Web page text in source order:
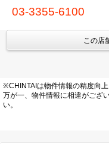
03-3355-6100
この店
※CHINTAIは物件情報の精度向上
万が一、物件情報に相違がござ
い。